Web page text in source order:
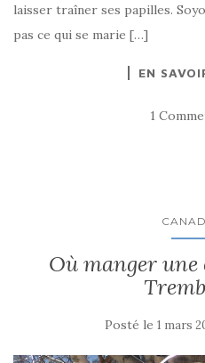
laisser traîner ses papilles.
pas ce qui se marie […]
EN
1
Où manger
Posté le 1 mars